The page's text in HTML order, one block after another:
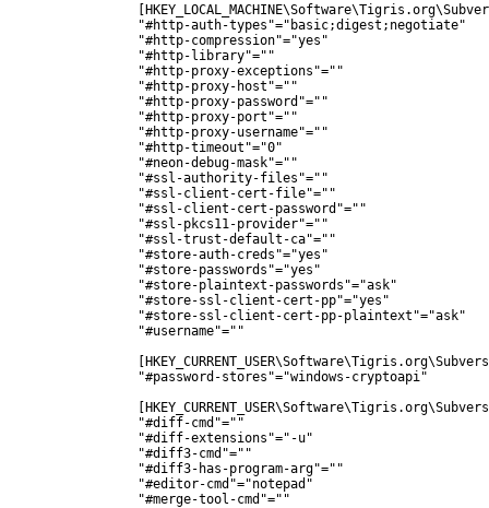
"#http-auth-types"="basic;digest;negotiate"
"#http-compression"="yes"
"#http-library"=""
"#http-proxy-exceptions"=""
"#http-proxy-host"=""
"#http-proxy-password"=""
"#http-proxy-port"=""
"#http-proxy-username"=""
"#http-timeout"="0"
"#neon-debug-mask"=""
"#ssl-authority-files"=""
"#ssl-client-cert-file"=""
"#ssl-client-cert-password"=""
"#ssl-pkcs11-provider"=""
"#ssl-trust-default-ca"=""
"#store-auth-creds"="yes"
"#store-passwords"="yes"
"#store-plaintext-passwords"="ask"
"#store-ssl-client-cert-pp"="yes"
"#store-ssl-client-cert-pp-plaintext"="ask"
"#username"=""
"#password-stores"="windows-cryptoapi"
"#diff-cmd"=""
"#diff-extensions"="-u"
"#diff3-cmd"=""
"#diff3-has-program-arg"=""
"#editor-cmd"="notepad"
"#merge-tool-cmd"=""